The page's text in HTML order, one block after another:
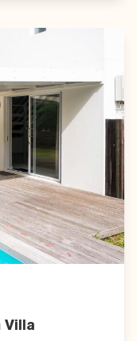
Villa